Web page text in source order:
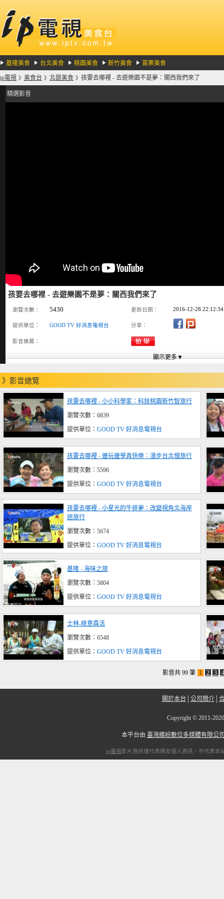
基隆美食 台北美食 桃園美食 新竹美食 苗栗美食
ip電視 》 美食台 》 北部美食 》 孩要去哪裡 - 去遊樂園不是夢：關西我們來了
精選影音
孩要去哪裡 - 去遊樂園不是夢：關西我們來了
瀏覽次數： 5430 更新日期： 2016-12-28 22:12:34
提供單位： GOOD TV 好消息電視台 分享：
影音推薦：
》影音總覽
孩要去哪裡 - 小小科學家：科技桃園新竹智旅行
瀏覽次數：6839
提供單位： GOOD TV 好消息電視台
孩要去哪裡 - 邊玩邊學真快樂：漫步台北慢旅行
瀏覽次數：5596
提供單位： GOOD TV 好消息電視台
孩要去哪裡 - 小星光的牛排夢：改變視角北海岸
迷旅行
瀏覽次數：5674
提供單位： GOOD TV 好消息電視台
基隆 - 海味之旅
瀏覽次數：5804
提供單位： GOOD TV 好消息電視台
士林-綠意森活
瀏覽次數：6548
提供單位： GOOD TV 好消息電視台
影音共 99 筆 1 2 3 4
關於本台 公司簡介│
Copyright©2011-
本平台由 臺灣繽紛數位多媒體有限公
ip電視影片資訊僅代表網友個人資訊，不代表本